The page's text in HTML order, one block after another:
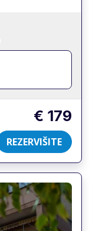
€ 179
REZERVIŠITE